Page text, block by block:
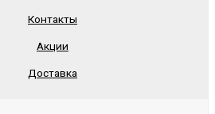
Контакты
Акции
Доставка